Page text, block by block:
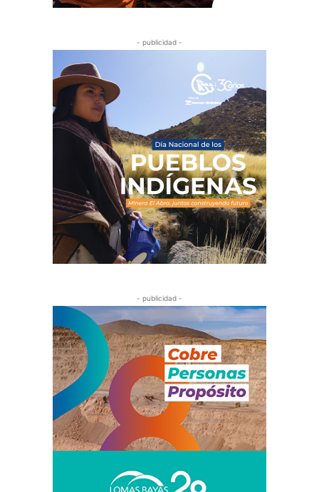
- publicidad -
- publicidad -